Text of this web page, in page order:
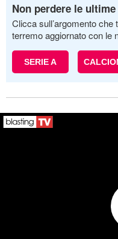
Non perdere le
Clicca sull’argomento
terremo aggiornato con le
SERIE A